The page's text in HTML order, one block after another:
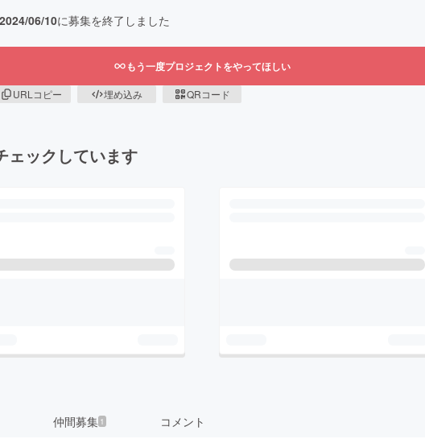
2024/06/10に募集を終了しました
もう一度プロジェクトをやってほしい
URLコピー 埋め込み QRコード
ェックしています
仲間募集 1 コメント